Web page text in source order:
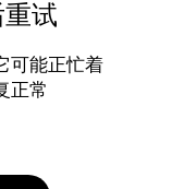
试
可能正忙着
正常